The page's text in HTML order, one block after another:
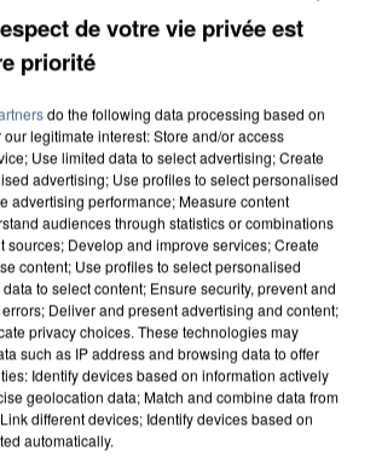
DE-FRANCE LANCE UN ÉLAN
AVEC LES...
de votre vie privée est
priorité
do the following data processing based on
legitimate interest: Store and/or access
Use limited data to select advertising; Create
advertising; Use profiles to select personalised
advertising performance; Measure content
audiences through statistics or combinations
sources; Develop and improve services; Create
content; Use profiles to select personalised
to select content; Ensure security, prevent and
Deliver and present advertising and content;
privacy choices. These technologies may
such as IP address and browsing data to offer
Identify devices based on information actively
geolocation data; Match and combine data from
different devices; Identify devices based on
automatically.